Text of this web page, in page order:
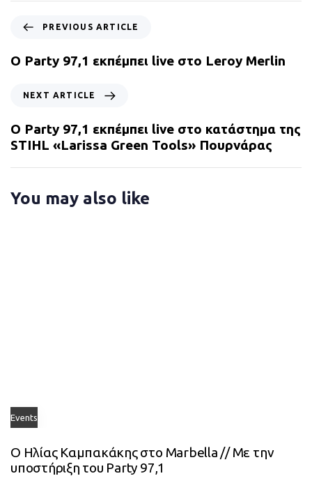
e
v
s
A
r
i
PREVIOUS ARTICLE
Ο Party 97,1 εκπέμπει live στο Leroy Merlin
x
t
A
r
NEXT ARTICLE
Ο Party 97,1 εκπέμπει live στο κατάστημα της
STIHL «Larissa Green Tools» Πουρνάρας
You may also like
Events
Ο Ηλίας Καμπακάκης στο Marbella // Με την
υποστήριξη του Party 97,1